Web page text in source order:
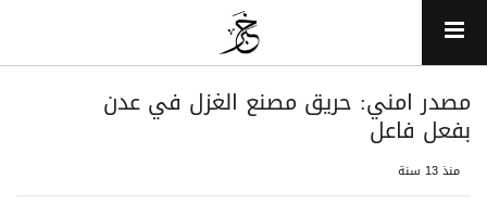
مصدر امني: حريق مصنع الغزل في عدن
بفعل فاعل
منذ 13 سنة